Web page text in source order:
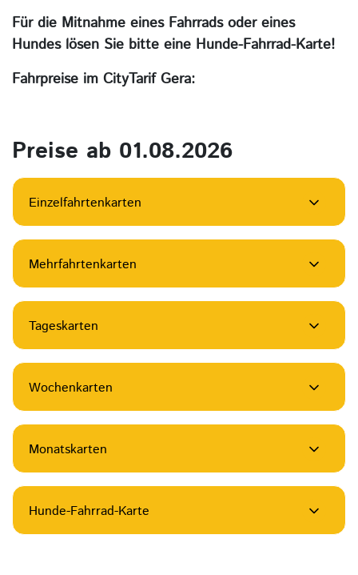
Für die Mitnahme eines Fahrrads oder eines
Hundes lösen Sie bitte eine Hunde-Fahrrad-Karte!
Fahrpreise im CityTarif Gera:
Preise ab 01.08.2026
Einzelfahrtenkarten
Mehrfahrtenkarten
Tageskarten
Wochenkarten
Monatskarten
Hunde-Fahrrad-Karte